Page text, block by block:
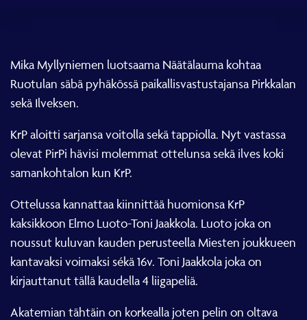
Mika Myllyniemen luotsaama Näätälauma kohtaa
Ruotulan säbä pyhäkössä paikallisvastustajansa Pirkkalan
sekä Ilveksen.
KrP aloitti sarjansa voitolla sekä tappiolla. Nyt vastassa
olevat PirPi hävisi molemmat ottelunsa sekä ilves koki
samankohtalon kun KrP.
Ottelussa kannattaa kiinnittää huomionsa KrP
kaksikkoon Elmo Luoto-Toni Jaakkola. Luoto joka on
noussut kuluvan kauden perusteella Miesten joukkueen
kantavaksi voimaksi sékä 16v. Toni Jaakkola joka on
kirjauttanut tällä kaudella 4 liigapeliä.
Akatemian tähtäin on korkealla joten pelin on oltava